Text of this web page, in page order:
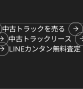
中古トラックを売る
中古トラックリース
LINEカンタン無料査定